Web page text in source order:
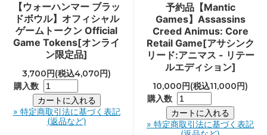
【ウォーハンマー ブラッ
ドボウル】オフィシャル
ゲームトークン Official
Game Tokens[オンライ
ン限定品]
3,700円(税込4,070円)
購入数
» 特定商取引法に基づく表記
(返品など)
予約品【Mantic
Games】Assassins
Creed Animus: Core
Retail Game[アサシンク
リード:アニマス - リテー
ルエディション]
10,000円(税込11,000円)
購入数
» 特定商取引法に基づく表記